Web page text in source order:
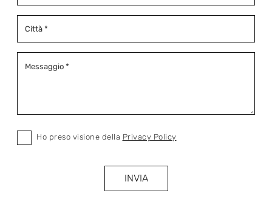
Ho preso visione della Privacy Policy
INVIA